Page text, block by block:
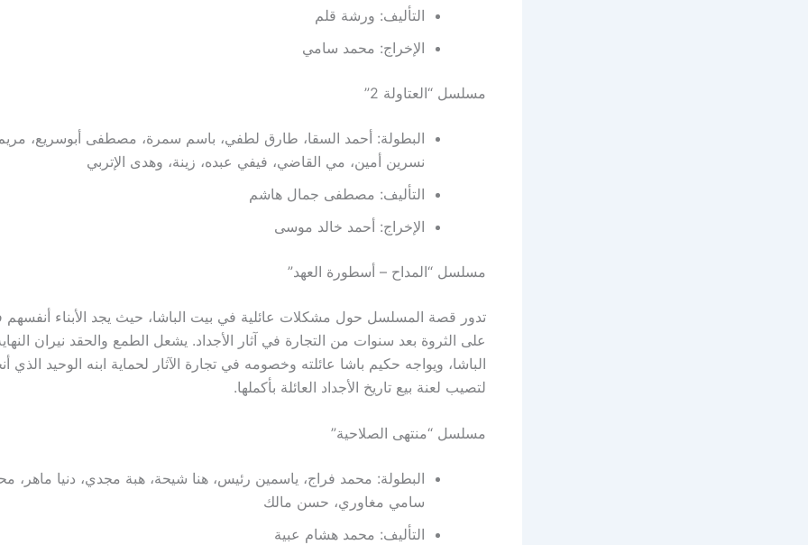
التأليف: ورشة قلم
الإخراج: محمد سامي
مسلسل “العتاولة 2”
البطولة: أحمد السقا، طارق لطفي، باسم سمرة، مصطفى أبوسريع،
نسرين أمين، مي القاضي، فيفي عبده، زينة، وهدى الإتربي
التأليف: مصطفى جمال هاشم
الإخراج: أحمد خالد موسى
مسلسل “المداح – أسطورة العهد”
تدور قصة المسلسل حول مشكلات عائلية في بيت الباشا، حيث يجد الأبناء
على الثروة بعد سنوات من التجارة في آثار الأجداد. يشعل الطمع والحقد نيران
الباشا، ويواجه حكيم باشا عائلته وخصومه في تجارة الآثار لحماية ابنه الوحيد الذي
لتصيب لعنة بيع تاريخ الأجداد العائلة بأكملها.
مسلسل “منتهى الصلاحية”
البطولة: محمد فراج، ياسمين رئيس، هنا شيحة، هبة مجدي، دنيا ماهر،
سامي مغاوري، حسن مالك
التأليف: محمد هشام عبية